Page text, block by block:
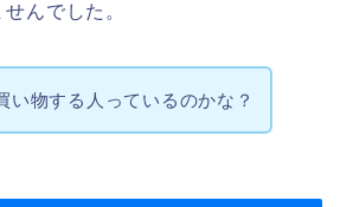
んでした。
い物する人っているのかな？